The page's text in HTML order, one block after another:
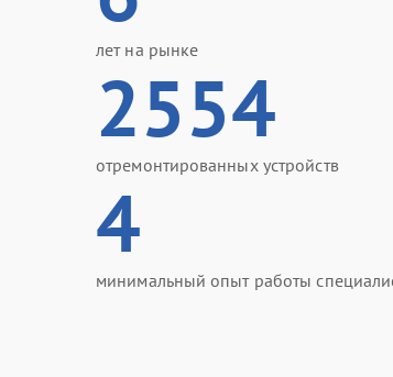
лет на рынке
2554
отремонтированных устройств
4
минимальный опыт работы